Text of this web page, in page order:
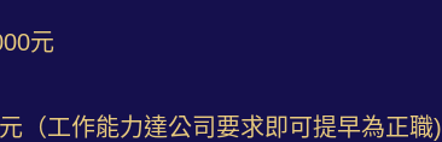
元
（工作能力達公司要求即可提早為正職)